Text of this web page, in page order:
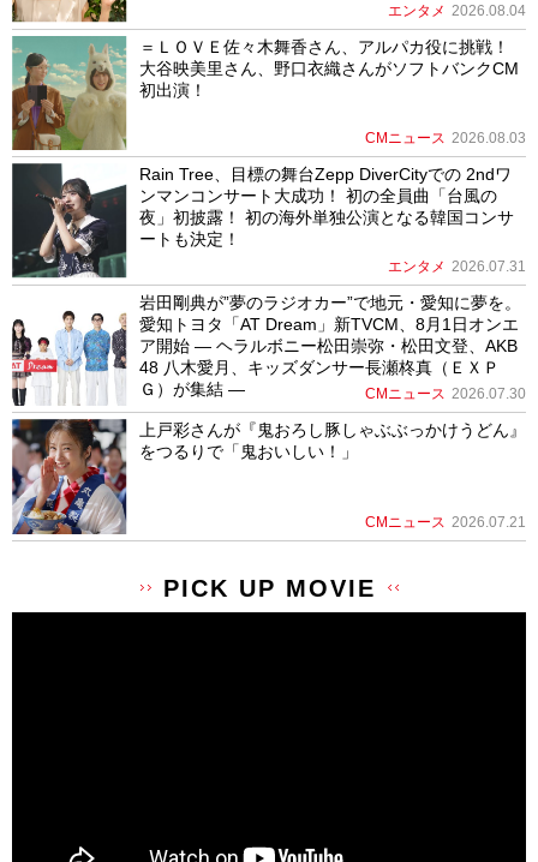
エンタメ 2026.08.04
＝ＬＯＶＥ佐々木舞香さん、アルパカ役に挑戦！
大谷映美里さん、野口衣織さんがソフトバンクCM
初出演！
CMニュース 2026.08.03
Rain Tree、目標の舞台Zepp DiverCityでの 2ndワ
ンマンコンサート大成功！ 初の全員曲「台風の
夜」初披露！ 初の海外単独公演となる韓国コンサ
ートも決定！
エンタメ 2026.07.31
岩田剛典が”夢のラジオカー”で地元・愛知に夢を。
愛知トヨタ「AT Dream」新TVCM、8月1日オンエ
ア開始 ― ヘラルボニー松田崇弥・松田文登、AKB
48 八木愛月、キッズダンサー長瀬柊真（ＥＸＰ
Ｇ）が集結 ―
CMニュース 2026.07.30
上戸彩さんが『鬼おろし豚しゃぶぶっかけうどん』
をつるりで「鬼おいしい！」
CMニュース 2026.07.21
PICK UP MOVIE